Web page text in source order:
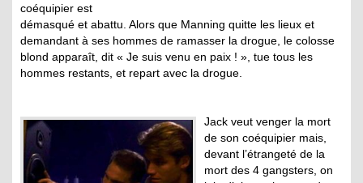
coéquipier est
démasqué et abattu. Alors que Manning quitte les lieux et
demandant à ses hommes de ramasser la drogue, le colosse
blond apparaît, dit « Je suis venu en paix ! », tue tous les
hommes restants, et repart avec la drogue.
Jack veut venger la mort
de son coéquipier mais,
devant l’étrangeté de la
mort des 4 gangsters, on